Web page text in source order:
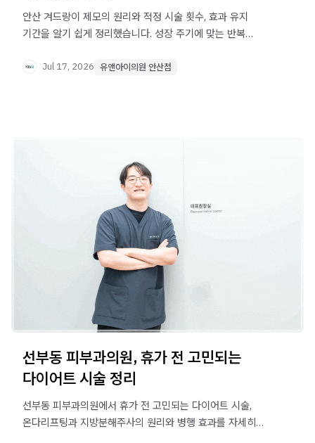
안산 겨드랑이 제모의 원리와 적정 시술 횟수, 효과 유지
기간을 알기 쉽게 정리했습니다. 성장 주기에 맞는 반복
Jul 17, 2026 유앤아이의원 안산점
선부동 피부과의원, 휴가 전 고민되는
다이어트 시술 정리
선부동 피부과의원에서 휴가 전 고민되는 다이어트 시술,
온다리프팅과 지방분해주사의 원리와 병행 효과를 자세히